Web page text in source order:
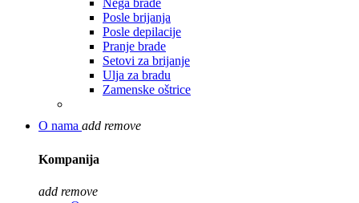
Nega brade
Posle brijanja
Posle depilacije
Pranje brade
Setovi za brijanje
Ulja za bradu
Zamenske oštrice
O nama add remove
Kompanija
add remove